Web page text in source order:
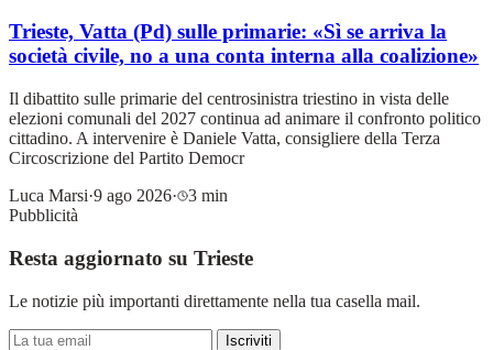
Trieste, Vatta (Pd) sulle primarie: «Sì se arriva la
società civile, no a una conta interna alla coalizione»
Il dibattito sulle primarie del centrosinistra triestino in vista delle
elezioni comunali del 2027 continua ad animare il confronto politico
cittadino. A intervenire è Daniele Vatta, consigliere della Terza
Circoscrizione del Partito Democr
Luca Marsi·9 ago 2026·
3 min
Pubblicità
Resta aggiornato su Trieste
Le notizie più importanti direttamente nella tua casella mail.
Iscriviti